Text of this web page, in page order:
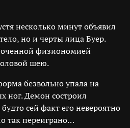
несколько минут объявил
но и черты лица Буер.
физиономией
шею.
безвольно упала на
ног. Демон состроил
сей факт его невероятно
так переиграно…